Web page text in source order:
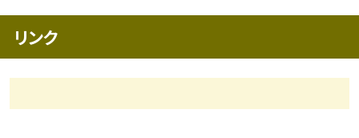
リンク